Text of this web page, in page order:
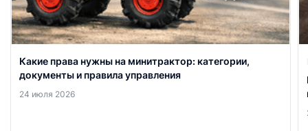
Какие права нужны на минитрактор: категории,
документы и правила управления
24 июля 2026